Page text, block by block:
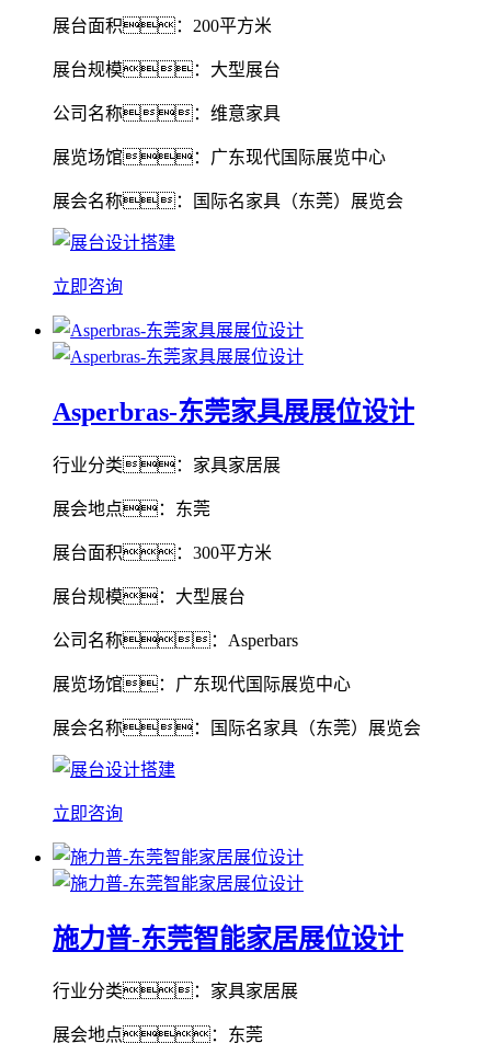
展台面积：200平方米
展台规模：大型展台
公司名称：维意家具
展览场馆：广东现代国际展览中心
展会名称：国际名家具（东莞）展览会
立即咨询
Asperbras-东莞家具展展位设计
行业分类：家具家居展
展会地点：东莞
展台面积：300平方米
展台规模：大型展台
公司名称：Asperbars
展览场馆：广东现代国际展览中心
展会名称：国际名家具（东莞）展览会
立即咨询
施力普-东莞智能家居展位设计
行业分类：家具家居展
展会地点：东莞